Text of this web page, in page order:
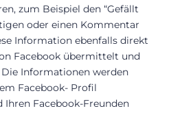
zum Beispiel den “Gefällt
oder einen Kommentar
Information ebenfalls direkt
Facebook übermittelt und
Informationen werden
Facebook- Profil
Facebook-Freunden